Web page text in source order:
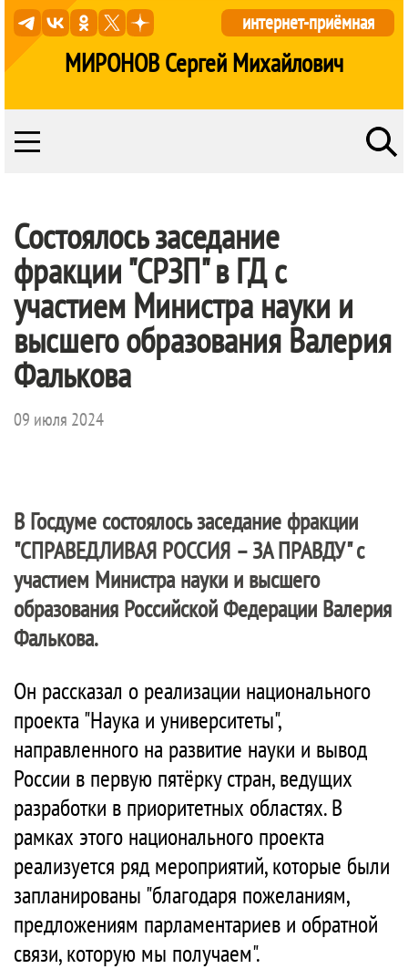
МИРОНОВ Сергей Михайлович
интернет-приёмная
Состоялось заседание
фракции "СРЗП" в ГД с
участием Министра науки и
высшего образования Валерия
Фалькова
09 июля 2024
В Госдуме состоялось заседание фракции
"СПРАВЕДЛИВАЯ РОССИЯ – ЗА ПРАВДУ" с
участием Министра науки и высшего
образования Российской Федерации Валерия
Фалькова.
Он рассказал о реализации национального
проекта "Наука и университеты",
направленного на развитие науки и вывод
России в первую пятёрку стран, ведущих
разработки в приоритетных областях. В
рамках этого национального проекта
реализуется ряд мероприятий, которые были
запланированы "благодаря пожеланиям,
предложениям парламентариев и обратной
связи, которую мы получаем".